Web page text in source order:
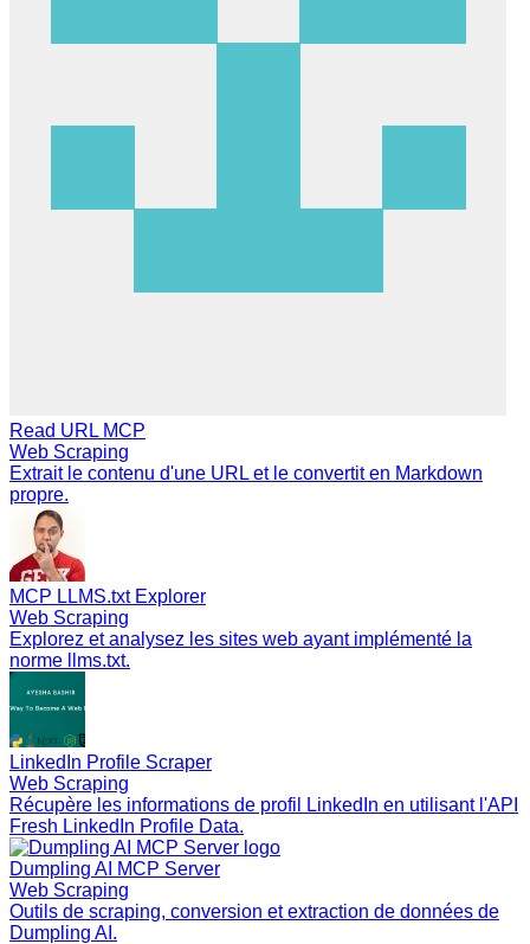
Read URL MCP
Web Scraping
Extrait le contenu d'une URL et le convertit en Markdown
propre.
MCP LLMS.txt Explorer
Web Scraping
Explorez et analysez les sites web ayant implémenté la
norme llms.txt.
LinkedIn Profile Scraper
Web Scraping
Récupère les informations de profil LinkedIn en utilisant l'API
Fresh LinkedIn Profile Data.
Dumpling AI MCP Server
Web Scraping
Outils de scraping, conversion et extraction de données de
Dumpling AI.